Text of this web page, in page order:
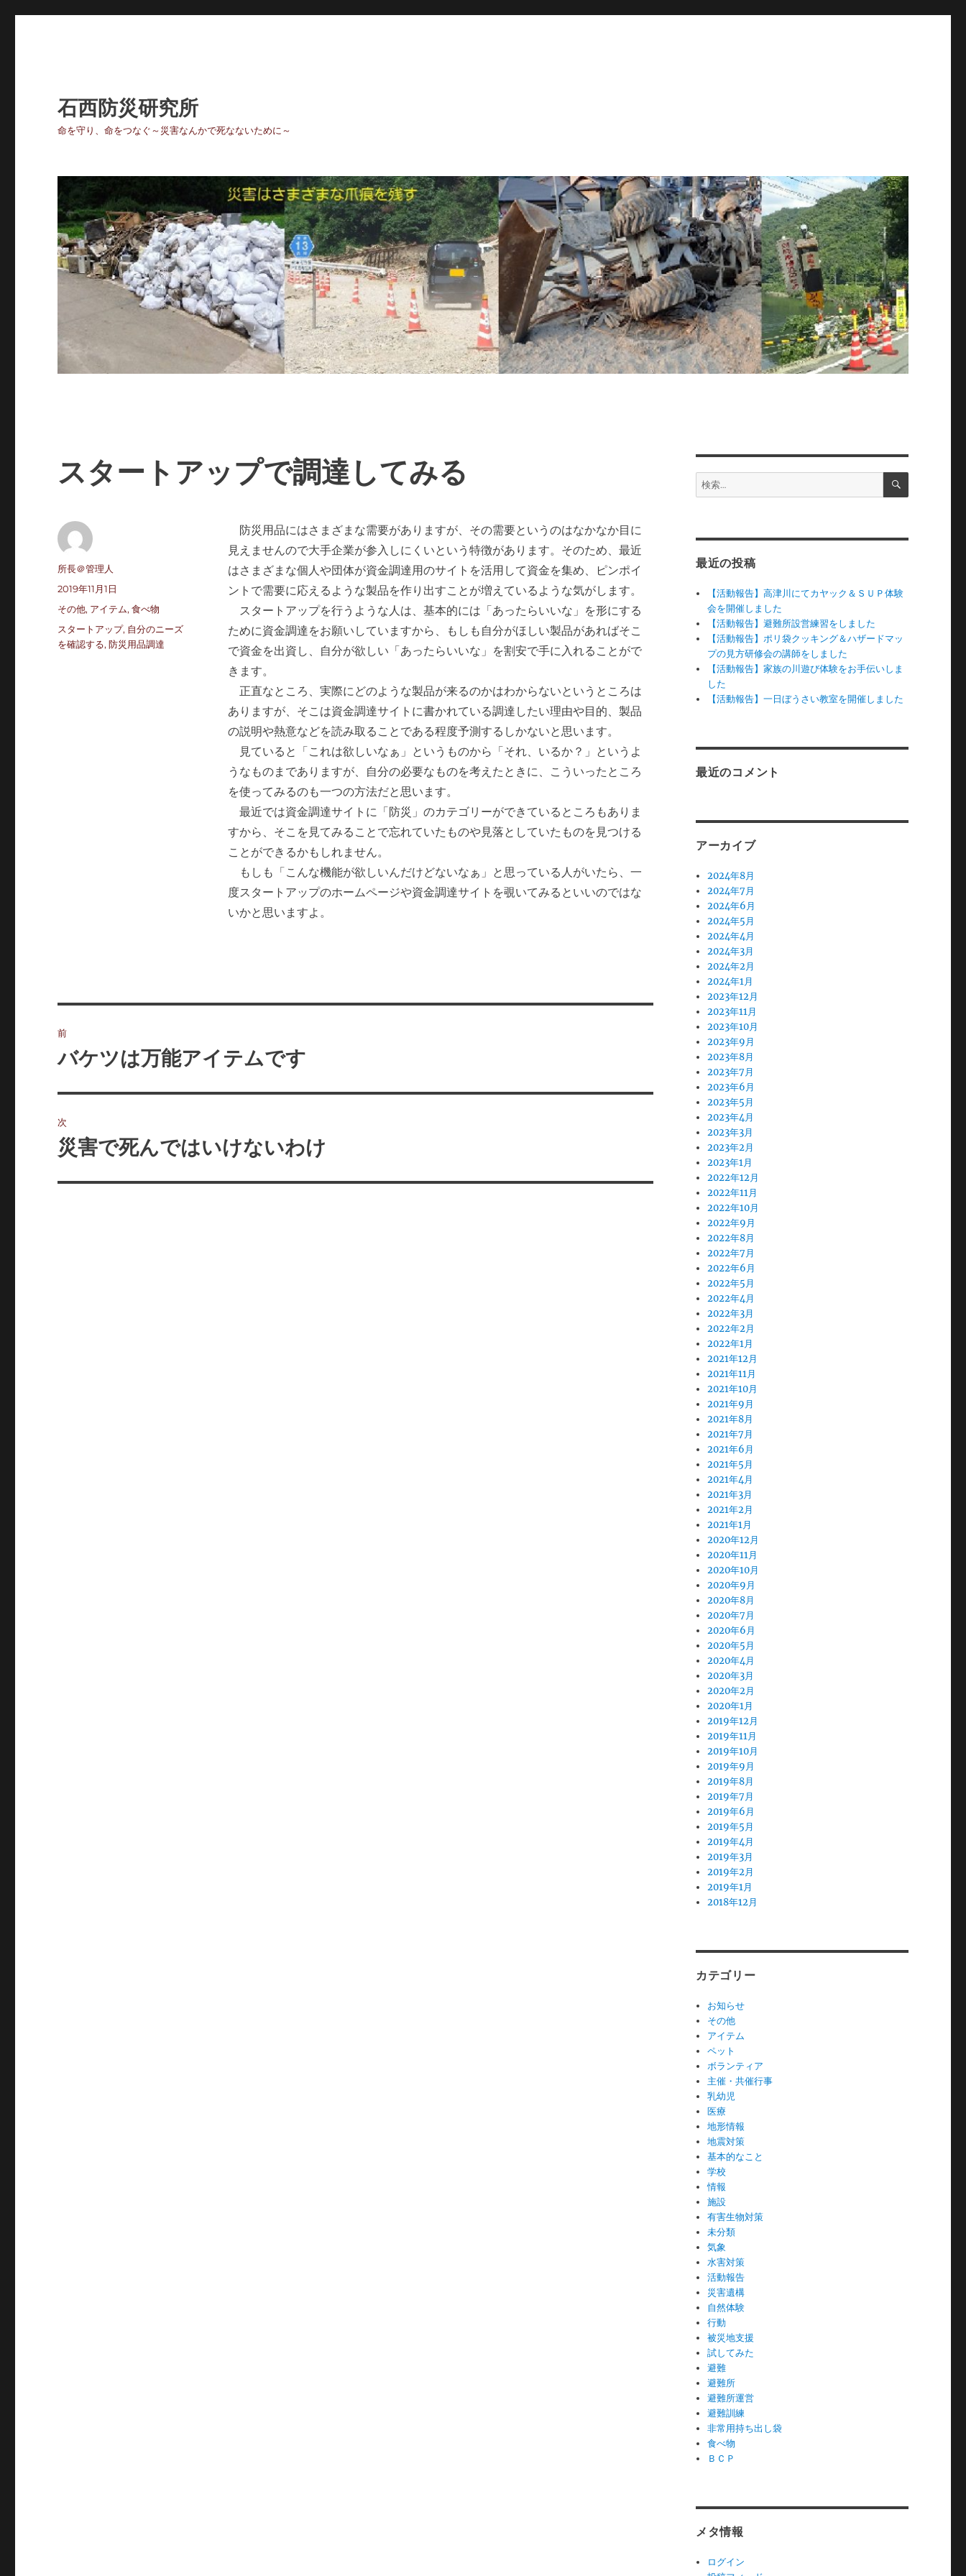
石西防災研究所
命を守り、命をつなぐ～災害なんかで死なないために～
スタートアップで調達してみる
防災用品にはさまざまな需要がありますが、その需要というのはなかなか目に
見えませんので大手企業が参入しにくいという特徴があります。そのため、最近
はさまざまな個人や団体が資金調達用のサイトを活用して資金を集め、ピンポイ
ントで需要に応えるような製品を作り出すことが増えているような気がします。
スタートアップを行うような人は、基本的には「あったらいいな」を形にする
ために資金調達をお願いしていますから、もしも自分がほしい製品があればそこ
で資金を出資し、自分が欲しい「あったらいいな」を割安で手に入れることがで
きます。
正直なところ、実際にどのような製品が来るのかはわからないというところは
ありますが、そこは資金調達サイトに書かれている調達したい理由や目的、製品
の説明や熱意などを読み取ることである程度予測するしかないと思います。
見ていると「これは欲しいなぁ」というものから「それ、いるか？」というよ
うなものまでありますが、自分の必要なものを考えたときに、こういったところ
を使ってみるのも一つの方法だと思います。
最近では資金調達サイトに「防災」のカテゴリーができているところもありま
すから、そこを見てみることで忘れていたものや見落としていたものを見つける
ことができるかもしれません。
もしも「こんな機能が欲しいんだけどないなぁ」と思っている人がいたら、一
度スタートアップのホームページや資金調達サイトを覗いてみるといいのではな
いかと思いますよ。
投
稿
所長＠管理人
投
稿
2019年11月1日
カ
ゴ
その他, アイテム,食べ物
タ
グ
スタートアップ, 自分のニーズ
を確認する,防災用品調達
稿
ゲ
前
前
投
稿:
バケツは万能アイテムです
次
次
投
災害で死んではいけないわけ
検
索:
検
最近の投稿
【活動報告】高津川にてカヤック＆ＳＵＰ体験
会を開催しました
【活動報告】避難所設営練習をしました
【活動報告】ポリ袋クッキング＆ハザードマッ
プの見方研修会の講師をしました
【活動報告】家族の川遊び体験をお手伝いしま
した
【活動報告】一日ぼうさい教室を開催しました
最近のコメント
アーカイブ
2024年8月
2024年7月
2024年6月
2024年5月
2024年4月
2024年3月
2024年2月
2024年1月
2023年12月
2023年11月
2023年10月
2023年9月
2023年8月
2023年7月
2023年6月
2023年5月
2023年4月
2023年3月
2023年2月
2023年1月
2022年12月
2022年11月
2022年10月
2022年9月
2022年8月
2022年7月
2022年6月
2022年5月
2022年4月
2022年3月
2022年2月
2022年1月
2021年12月
2021年11月
2021年10月
2021年9月
2021年8月
2021年7月
2021年6月
2021年5月
2021年4月
2021年3月
2021年2月
2021年1月
2020年12月
2020年11月
2020年10月
2020年9月
2020年8月
2020年7月
2020年6月
2020年5月
2020年4月
2020年3月
2020年2月
2020年1月
2019年12月
2019年11月
2019年10月
2019年9月
2019年8月
2019年7月
2019年6月
2019年5月
2019年4月
2019年3月
2019年2月
2019年1月
2018年12月
カテゴリー
お知らせ
その他
アイテム
ペット
ボランティア
主催・共催行事
乳幼児
医療
地形情報
地震対策
基本的なこと
学校
情報
施設
有害生物対策
未分類
気象
水害対策
活動報告
災害遺構
自然体験
行動
被災地支援
試してみた
避難
避難所
避難所運営
避難訓練
非常用持ち出し袋
食べ物
ＢＣＰ
メタ情報
ログイン